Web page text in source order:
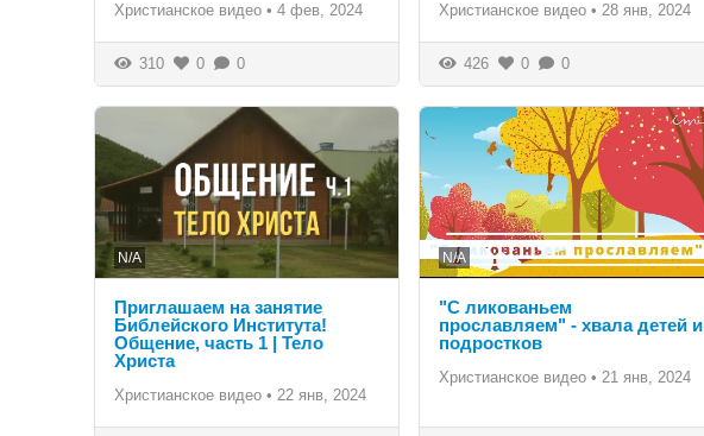
Христианское видео • 4 фев, 2024
310 0 0
Христианское видео • 28 янв, 2024
426 0 0
N/A
Приглашаем на занятие
Библейского Института!
Общение, часть 1 | Тело
Христа
Христианское видео • 22 янв, 2024
N/A
"С ликованьем
прославляем" - хвала детей и
подростков
Христианское видео • 21 янв, 2024